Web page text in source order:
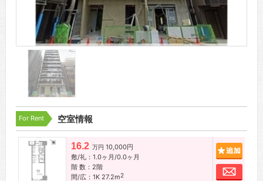
For Rent 空室情報
16.2 万円 10,000円
敷/礼：1.0ヶ月/0.0ヶ月
階 数：2階
間/広：1K 27.2m2
お問